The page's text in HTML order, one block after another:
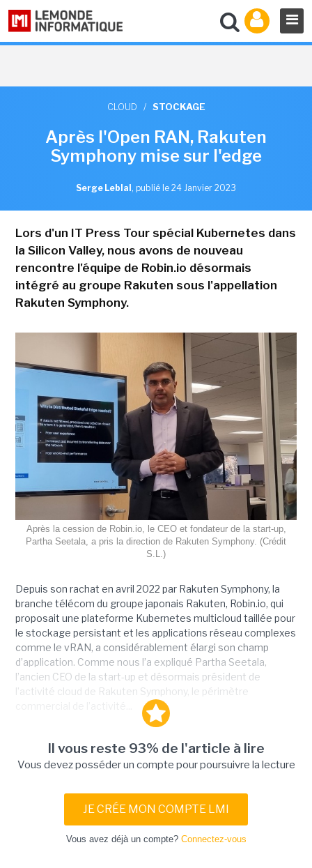
CLOUD / STOCKAGE
Après l'Open RAN, Rakuten
Symphony mise sur l'edge
Serge Leblal , publié le 24 Janvier 2023
Lors d'un IT Press Tour spécial Kubernetes dans
la Silicon Valley, nous avons de nouveau
rencontre l'équipe de Robin.io désormais
intégré au groupe Rakuten sous l'appellation
Rakuten Symphony.
Après la cession de Robin.io, le CEO et fondateur de la start-up,
Partha Seetala, a pris la direction de Rakuten Symphony. (Crédit
S.L.)
Depuis son rachat en avril 2022 par Rakuten Symphony, la
branche télécom du groupe japonais Rakuten, Robin.io, qui
proposait une plateforme Kubernetes multicloud taillée pour
le stockage persistant et les applications réseau complexes
comme le vRAN, a considérablement élargi son champ
d’application. Comme nous l’a expliqué Partha Seetala,
l’ancien CEO de la start-up et désormais président de
l’activité cloud de Rakuten Symphony, le périmètre
Il vous reste 93% de l'article à lire
Vous devez posséder un compte pour poursuivre la lecture
JE CRÉE MON COMPTE LMI
Vous avez déjà un compte? Connectez-vous